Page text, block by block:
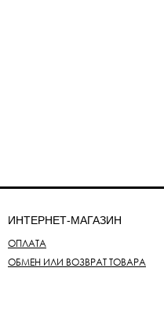
ИНТЕРНЕТ-МАГАЗИН
ОПЛАТА
ОБМЕН ИЛИ ВОЗВРАТ ТОВАРА